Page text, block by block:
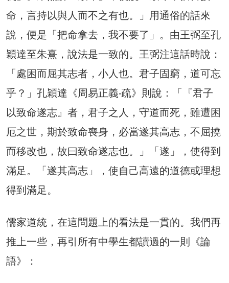
命，言持以與人而不之有也。」用通俗的話來
說，便是「把命拿去，我不要了」。由王弼至孔
穎達至朱熹，說法是一致的。王弼注這話時說：
「處困而屈其志者，小人也。君子固窮，道可忘
乎？」孔穎達《周易正義‧疏》則說：「『君子
以致命遂志』者，君子之人，守道而死，雖遭困
厄之世，期於致命喪身，必當遂其高志，不屈撓
而移改也，故曰致命遂志也。」「遂」，使得到
滿足。「遂其高志」，使自己高遠的道德或理想
得到滿足。
儒家道統，在這問題上的看法是一貫的。我們再
推上一些，再引所有中學生都讀過的一則《論
語》：